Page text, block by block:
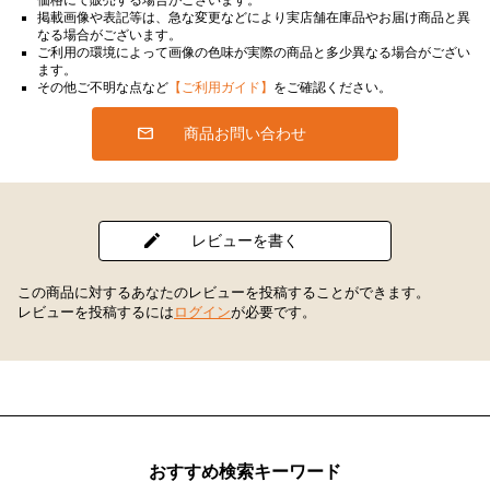
掲載画像や表記等は、急な変更などにより実店舗在庫品やお届け商品と異
なる場合がございます。
ご利用の環境によって画像の色味が実際の商品と多少異なる場合がござい
ます。
その他ご不明な点など 【ご利用ガイド】 をご確認ください。
商品お問い合わせ
レビューを書く
この商品に対するあなたのレビューを投稿することができます。
レビューを投稿するには ログインが必要です。
おすすめ検索キーワード